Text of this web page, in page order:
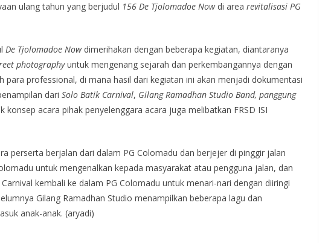
ulang tahun yang berjudul 156 De Tjolomadoe Nowdi area revitalisasi PG
De Tjolomadoe Nowdimerihakan dengan beberapa kegiatan, diantaranya
photographyuntuk mengenang sejarah dan perkembangannya dengan
para professional, di mana hasil dari kegiatan ini akan menjadi dokumentasi
dari Solo Batik Carnival, Gilang Ramadhan Studio Band, panggung
konsep acara pihak penyelenggara acara juga melibatkan FRSD ISI
perserta berjalan dari dalam PG Colomadu dan berjejer di pinggir jalan
untuk mengenalkan kepada masyarakat atau pengguna jalan, dan
kembali ke dalam PG Colomadu untuk menari-nari dengan diiringi
Gilang Ramadhan Studio menampilkan beberapa lagu dan
anak-anak. (aryadi)